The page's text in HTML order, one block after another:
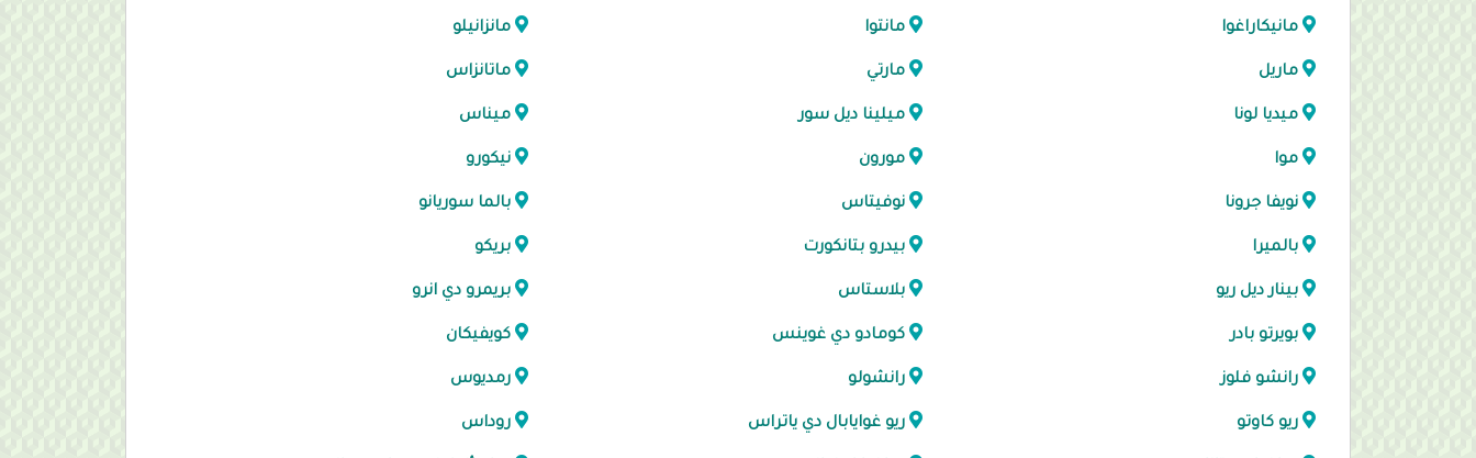
مانيكاراغوا مانتوا مانزانيلو
ماريل مارتي ماتانزاس
ميديا لونا ميلينا ديل سور ميناس
موا مورون نيكورو
نويفا جرونا نوفيتاس بالما سوريانو
بالميرا بيدرو بتانكورت بريكو
بينار ديل ريو بلاستاس بريمرو دي انرو
بويرتو بادر كومادو دي غوينس كويفيكان
رانشو فلوز رانشولو رمديوس
ريو كاوتو ريو غوايابال دي ياتراس روداس